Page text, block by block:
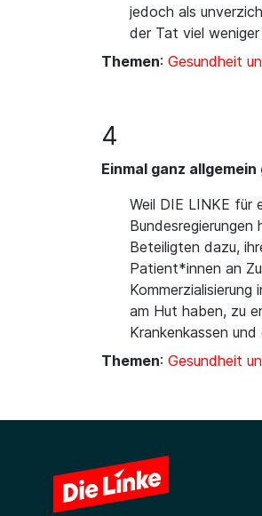
jedoch als
der Tat viel
Themen: Gesundheit
4
Einmal ganz
Weil DIE LINKE für
Beteiligten dazu,
Patient*innen an
am Hut haben, zu
Krankenkassen
Themen: Gesundheit